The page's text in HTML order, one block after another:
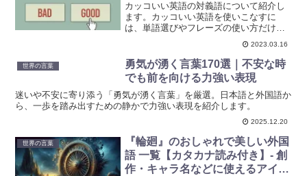
カッコいい英語の対義語について紹介し
ます。カッコいい英語を使いこなすに
は、単語選びやフレーズの使い方だけで
なく、対義語を使いこなすことも重要で
す。対義語を使いこなすことで、より魅
力的でカッコいい英語を使いこなすこと
ができます。
2023.03.16
世界の言葉
勇気が湧く言葉170選｜不安な時
でも前を向ける力強い表現
迷いや不安に寄り添う「勇気が湧く言葉」を厳選。日本語と外国語か
ら、一歩を踏み出すための静かで力強い表現を紹介します。
2025.12.20
世界の言葉
『輪廻』のおしゃれで美しい外国
語 一覧【カタカナ読み付き】- 創
作・キャラ名などに使えるアイデ